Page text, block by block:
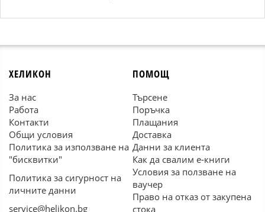
ХЕЛИКОН
За нас
Работа
Контакти
Общи условия
Политика за използване на
"бисквитки"
Политика за сигурност на
личните данни
service@helikon.bg
ПОМОЩ
Търсене
Поръчка
Плащания
Доставка
Данни за клиента
Как да свалим е-книги
Условия за ползване на
ваучер
Право на отказ от закупена
стока